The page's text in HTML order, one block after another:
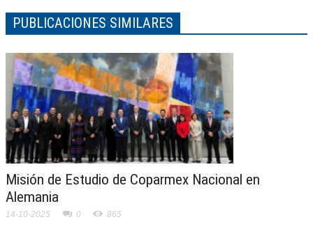
PUBLICACIONES SIMILARES
Misión de Estudio de Coparmex Nacional en
Alemania
14-10-2025 0 865